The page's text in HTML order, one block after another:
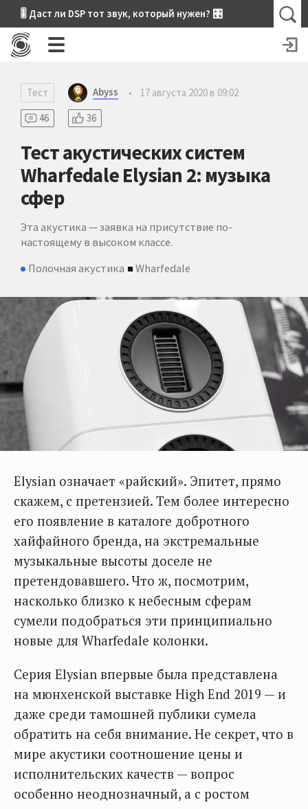
🎚 Даст ли DSP тот звук, который нужен? 🎛
Тест Abyss •
17 августа 2020 в 09:02
46
36
Тест акустических систем
Wharfedale Elysian 2: музыка
сфер
Эта акустика — заявка на присутствие по-
настоящему в высоком классе.
Полочная акустика
Wharfedale
Elysian означает «райский». Эпитет, прямо
скажем, с претензией. Тем более интересно
его появление в каталоге добротного
хайфайного бренда, на экстремальные
музыкальные высоты доселе не
претендовавшего. Что ж, посмотрим,
насколько близко к небесным сферам
сумели подобраться эти принципиально
новые для Wharfedale колонки.
Серия Elysian впервые была представлена
на мюнхенской выставке High End 2019 — и
даже среди тамошней публики сумела
обратить на себя внимание. Не секрет, что в
мире акустики соотношение цены и
исполнительских качеств — вопрос
особенно неоднозначный, а с ростом